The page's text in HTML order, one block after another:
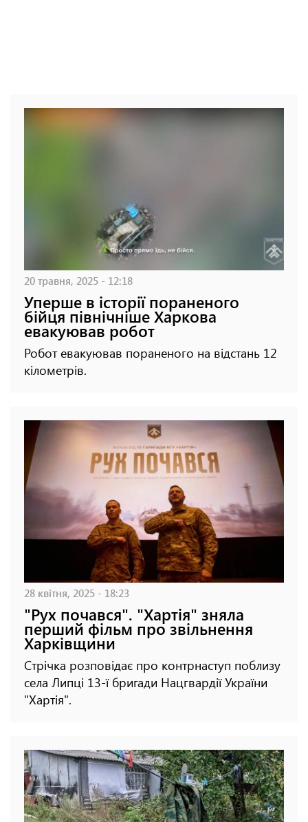
20 травня, 2025 - 12:18
Уперше в історії пораненого
бійця північніше Харкова
евакуював робот
Робот евакуював пораненого на відстань 12
кілометрів.
28 квітня, 2025 - 18:23
"Рух почався". "Хартія" зняла
перший фільм про звільнення
Харківщини
Стрічка розповідає про контрнаступ поблизу
села Липці 13-ї бригади Нацгвардії України
"Хартія".